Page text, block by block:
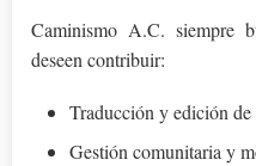
Caminismo A.C. siempre
deseen contribuir:
Traducción y edición
Gestión comunitaria y